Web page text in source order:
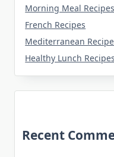
Morning Meal Recipes
French Recipes
Mediterranean
Healthy Lunch Recipes
Recent